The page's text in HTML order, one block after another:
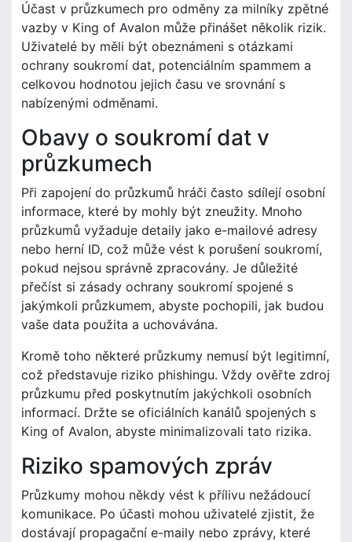
Účast v průzkumech pro odměny za milníky zpětné
vazby v King of Avalon může přinášet několik rizik.
Uživatelé by měli být obeznámeni s otázkami
ochrany soukromí dat, potenciálním spammem a
celkovou hodnotou jejich času ve srovnání s
nabízenými odměnami.
Obavy o soukromí dat v
průzkumech
Při zapojení do průzkumů hráči často sdílejí osobní
informace, které by mohly být zneužity. Mnoho
průzkumů vyžaduje detaily jako e-mailové adresy
nebo herní ID, což může vést k porušení soukromí,
pokud nejsou správně zpracovány. Je důležité
přečíst si zásady ochrany soukromí spojené s
jakýmkoli průzkumem, abyste pochopili, jak budou
vaše data použita a uchovávána.
Kromě toho některé průzkumy nemusí být legitimní,
což představuje riziko phishingu. Vždy ověřte zdroj
průzkumu před poskytnutím jakýchkoli osobních
informací. Držte se oficiálních kanálů spojených s
King of Avalon, abyste minimalizovali tato rizika.
Riziko spamových zpráv
Průzkumy mohou někdy vést k přílivu nežádoucí
komunikace. Po účasti mohou uživatelé zjistit, že
dostávají propagační e-maily nebo zprávy, které